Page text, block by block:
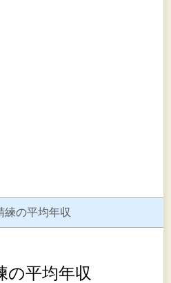
練の平均年収
の平均年収